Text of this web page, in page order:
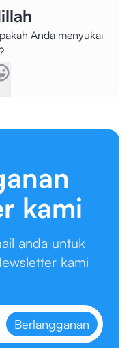
Anda menyukai
kami
anda untuk
kami
Berlangganan